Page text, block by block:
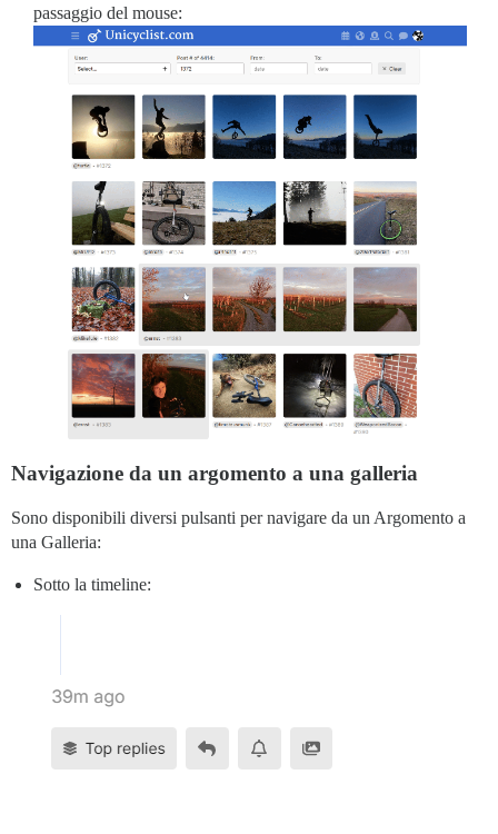
passaggio del mouse:
Navigazione da un argomento a una galleria
Sono disponibili diversi pulsanti per navigare da un Argomento a
una Galleria:
Sotto la timeline: